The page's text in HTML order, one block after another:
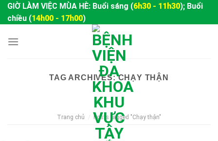
SkipGIỜ LÀM VIỆC MÙA HÈ: Buổi sáng (6h30 - 11h30); Buổi
chiều (14h00 - 17h00)
TAG ARCHIVES:CHẠY THẬN
Trang chủ / Posts tagged "Chạy thận"